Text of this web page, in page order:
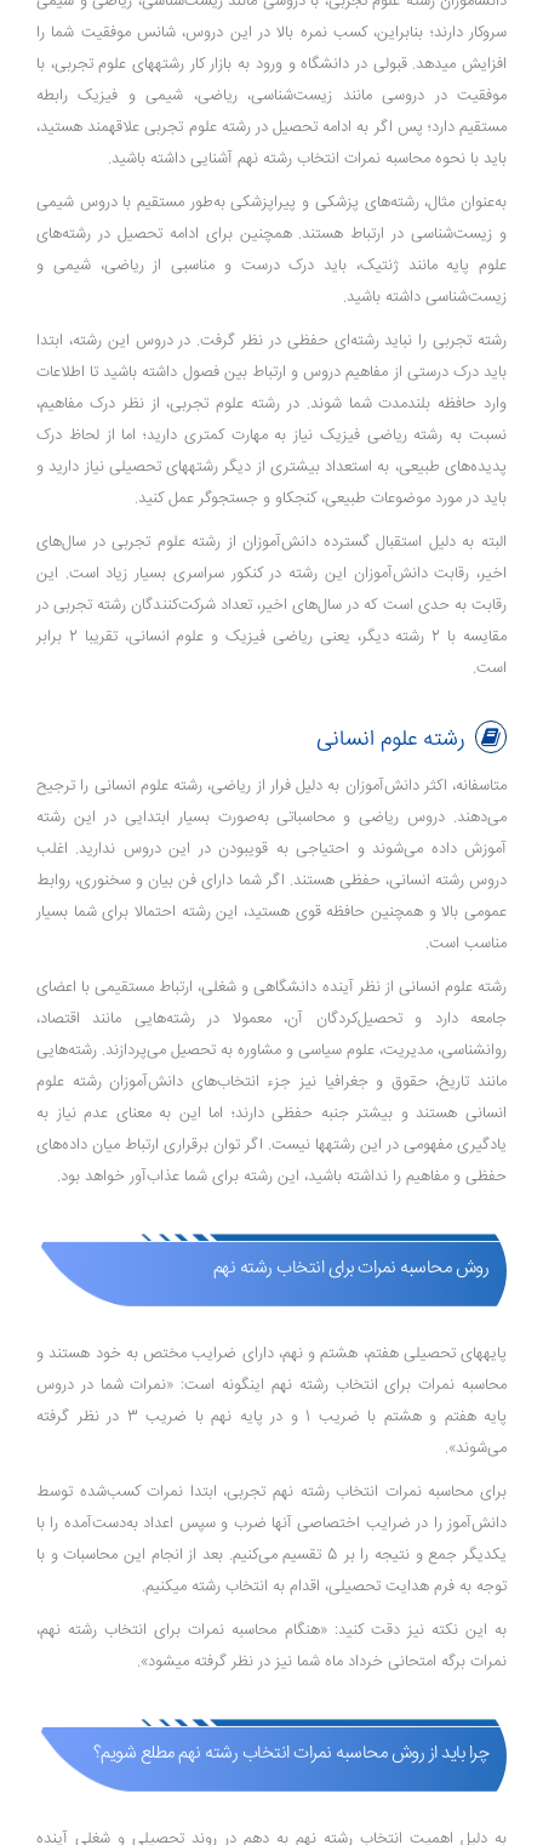
سروکار دارند؛ بنابراین، کسب نمره بالا در این دروس، شانس موفقیت شما را
افزایش می­دهد. قبولی در دانشگاه و ورود به بازار کار رشته­های علوم تجربی، با
موفقیت در دروسی مانند زیست‌شناسی، ریاضی، شیمی و فیزیک رابطه
مستقیم دارد؛ پس اگر به ادامه تحصیل در رشته علوم تجربی علاقه­مند هستید،
باید با نحوه محاسبه نمرات انتخاب رشته نهم آشنایی داشته باشید.
به‌عنوان مثال، رشته‌های پزشکی و پیراپزشکی به‌طور مستقیم با دروس شیمی
و زیست‌شناسی در ارتباط هستند. همچنین برای ادامه تحصیل در رشته‌های
علوم پایه مانند ژنتیک، باید درک درست و مناسبی از ریاضی، شیمی و
زیست‌شناسی داشته باشید.
رشته تجربی را نباید رشته‌ای حفظی در نظر گرفت. در دروس این رشته، ابتدا
باید درک درستی از مفاهیم دروس و ارتباط بین فصول داشته باشید تا اطلاعات
وارد حافظه بلندمدت شما شوند. در رشته علوم تجربی، از نظر درک مفاهیم،
نسبت به رشته ریاضی فیزیک نیاز به مهارت کمتری دارید؛ اما از لحاظ درک
پدیده‌های طبیعی، به استعداد بیشتری از دیگر رشته­های تحصیلی نیاز دارید و
باید در مورد موضوعات طبیعی، کنجکاو و جستجوگر عمل کنید.
البته به دلیل استقبال گسترده دانش‌آموزان از رشته علوم تجربی در سال‌های
اخیر، رقابت دانش‌آموزان این رشته در کنکور سراسری بسیار زیاد است. این
رقابت به حدی است که در سال‌های اخیر، تعداد شرکت‌کنندگان رشته تجربی در
مقایسه با 2 رشته دیگر، یعنی ریاضی فیزیک و علوم انسانی، تقریبا 2 برابر
است.
رشته علوم انسانی
متاسفانه، اکثر دانش‌آموزان به دلیل فرار از ریاضی، رشته علوم انسانی را ترجیح
می‌دهند. دروس ریاضی و محاسباتی به‌صورت بسیار ابتدایی در این رشته
آموزش داده می‌شوند و احتیاجی به قوی­بودن در این دروس ندارید. اغلب
دروس رشته انسانی، حفظی هستند. اگر شما دارای فن بیان و سخنوری، روابط
عمومی بالا و همچنین حافظه قوی هستید، این رشته احتمالا برای شما بسیار
مناسب است.
رشته علوم انسانی از نظر آینده دانشگاهی و شغلی، ارتباط مستقیمی با اعضای
جامعه دارد و تحصیل‌کردگان آن، معمولا در رشته‌هایی مانند اقتصاد،
روانشناسی، مدیریت، علوم سیاسی و مشاوره به تحصیل می‌پردازند. رشته‌هایی
مانند تاریخ، حقوق و جغرافیا نیز جزء انتخاب‌های دانش‌آموزان رشته علوم
انسانی هستند و بیشتر جنبه حفظی دارند؛ اما این به معنای عدم نیاز به
یادگیری مفهومی در این رشته­ها نیست. اگر توان برقراری ارتباط میان داده‌های
حفظی و مفاهیم را نداشته باشید، این رشته برای شما عذاب‌آور خواهد بود.
روش محاسبه نمرات برای انتخاب رشته نهم
پایه­های تحصیلی هفتم، هشتم و نهم، دارای ضرایب مختص به خود هستند و
محاسبه نمرات برای انتخاب رشته نهم این­گونه است: «نمرات شما در دروس
پایه هفتم و هشتم با ضریب 1 و در پایه نهم با ضریب 3 در نظر گرفته
می‌شوند».
برای محاسبه نمرات انتخاب رشته نهم تجربی، ابتدا نمرات کسب‌شده توسط
دانش‌آموز را در ضرایب اختصاصی‌ آن­ها ضرب و سپس اعداد به‌دست‌آمده را با
یکدیگر جمع و نتیجه را بر 5 تقسیم می‌کنیم. بعد از انجام این محاسبات و با
توجه به فرم هدایت تحصیلی، اقدام به انتخاب رشته می­کنیم.
به این نکته نیز دقت کنید: «هنگام محاسبه نمرات برای انتخاب رشته نهم،
نمرات برگه امتحانی خرداد ماه شما نیز در نظر گرفته می­شود».
چرا باید از روش محاسبه نمرات انتخاب رشته نهم مطلع شویم؟
به دلیل اهمیت انتخاب رشته نهم به دهم در روند تحصیلی و شغلی آینده